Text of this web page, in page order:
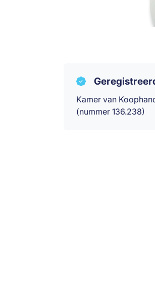
Kamer van
(nummer 136.238)